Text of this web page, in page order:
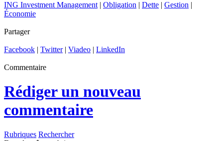
ING Investment Management | Obligation | Dette | Gestion |
Économie
Partager
Facebook | Twitter| Viadeo | LinkedIn
Commentaire
Rédiger un nouveau
commentaire
Rubriques Rechercher